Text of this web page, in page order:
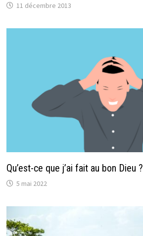
11 décembre 2013
Qu’est-ce que j’ai fait au bon Dieu ?
5 mai 2022